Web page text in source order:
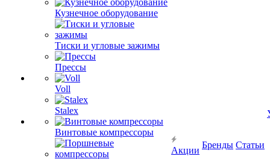
Кузнечное оборудование
Тиски и угловые зажимы
Прессы
Voll
Stalex
Винтовые компрессоры
Акции
Бренды Статьи